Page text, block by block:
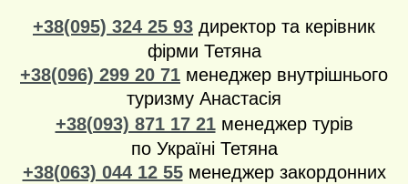
+38(095) 324 25 93 директор та керівник
фірми Тетяна
+38(096) 299 20 71 менеджер внутрішнього
туризму Анастасія
+38(093) 871 17 21 менеджер турів
по Україні Тетяна
+38(063) 044 12 55менеджер закордонних